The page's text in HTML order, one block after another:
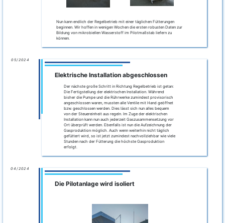
Nun kann endlich der Regelbetrieb mit einer täglichen Fütterungen
beginnen. Wir hoffen in wenigen Wochen die ersten robusten Daten zur
Bildung von mikrobiellen Wasserstoff im Pilotmaßstab liefern zu
können.
05/2024
Elektrische Installation abgeschlossen
Der nächste große Schritt in Richtung Regelbetrieb ist getan:
Die Fertigstellung der elektrischen Installation. Während
bisher die Pumpe und die Rührwerke zumindest provisorisch
angeschlossen waren, mussten alle Ventile mit Hand geöffnet
bzw. geschlossen werden. Dies lässt sich nun alles bequem
von der Steuereinheit aus regeln. Im Zuge der elektrischen
Installation kann nun auch jederzeit Gaszusammensetzung vor
Ort überprüft werden. Ebenfalls ist nun die Aufzeichnung der
Gasproduktion möglich. Auch wenn weiterhin nicht täglich
gefüttert wird, so ist jetzt zumindest nachvollziehbar wie viele
Stunden nach der Fütterung die höchste Gasproduktion
erfolgt.
04/2024
Die Pilotanlage wird isoliert